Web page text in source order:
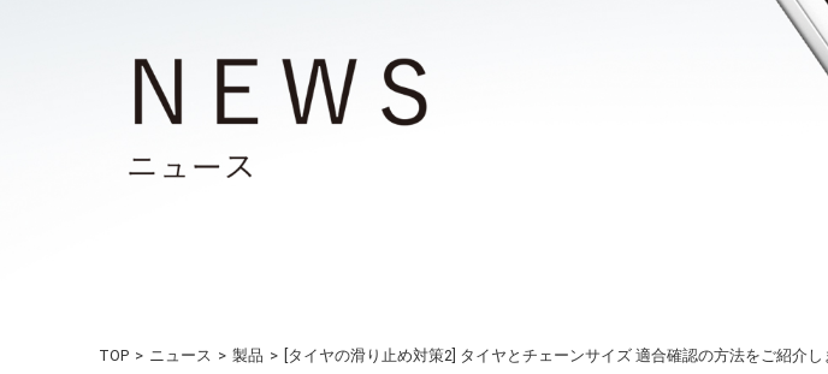
TOP ニュース 製品 [タイヤの滑り止め対策2] タイヤとチェーンサイズ 適合確認の方法をご紹介し